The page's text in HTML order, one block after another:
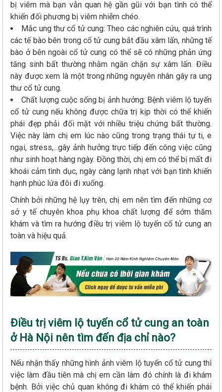
bị viêm mà bạn vẫn quan hệ gần gũi với bạn tình có thể
khiến đối phương bị viêm nhiễm chéo.
Mắc ung thư cổ tử cung: Theo các nghiên cứu, quá trình
các tế bào bên trong cổ tử cung bắt đầu xâm lấn, những tế
bào ở bên ngoài cổ tử cung có thể sẽ có những phản ứng
tăng sinh bất thường nhằm ngăn chặn sự xâm lấn. Điều
này được xem là một trong những nguyên nhân gây ra ung
thư cổ tử cung.
Chất lượng cuộc sống bị ảnh hưởng: Bệnh viêm lộ tuyến
cổ tử cung nếu không được chữa trị kịp thời có thể khiến
phái đẹp phải đối mặt với nhiều triệu chứng bất thường.
Việc này làm chị em lúc nào cũng trong trạng thái tự ti, e
ngại, stress,...gây ảnh hưởng trực tiếp đến công việc cũng
như sinh hoạt hàng ngày. Đồng thời, chị em có thể bị mất đi
khoái cảm tình dục, ngày càng lạnh nhạt với bạn tình khiến
hạnh phúc lứa đôi đi xuống.
Chính bởi những hệ lụy trên, chị em nên tìm đến những cơ
sở y tế chuyên khoa phụ khoa chất lượng để sớm thăm
khám và tìm ra hướng điều trị viêm lộ tuyến cổ tử cung an
toàn và hiệu quả.
Điều trị viêm lộ tuyến cổ tử cung an toàn
ở Hà Nội nên tìm đến địa chỉ nào?
Nếu nhận thấy những hình ảnh viêm lộ tuyến cổ tử cung thì
việc làm đầu tiên mà chị em cần làm đó chính là đi khám
bệnh. Bởi việc chủ quan không đi khám có thể khiến phái